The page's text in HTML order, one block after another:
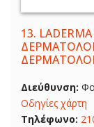
13.
Διεύθυνση:
Οδηγίες χάρτη
Τηλέφωνο: